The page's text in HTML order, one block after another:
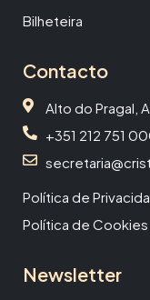
Bilheteira
Contacto
Alto do Pragal,
+351 212 751
Política de
Política de Cookies
Newsletter